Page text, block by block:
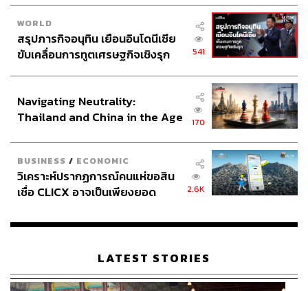
WORLD
สรุปภารกิจอนุทิน เยือนอินโดนีเซีย
ขับเคลื่อนการทูตเศรษฐกิจเชิงรุก
541
Navigating Neutrality:
Thailand and China in the Age
170
BUSINESS / ECONOMIC
วิเคราะห์ปรากฏการณ์คนแห่ขอสิน
เชื่อ CLICX อาจเป็นเพียงยอด
เรือนไทยที่ถูกซุกไว้
2.6K
LATEST STORIES